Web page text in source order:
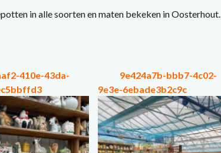
in alle soorten en maten bekeken in Oosterhout.
410e-43da-
9e424a7b-bbb7-4c02-
9e3e-6ebade3b2c9c